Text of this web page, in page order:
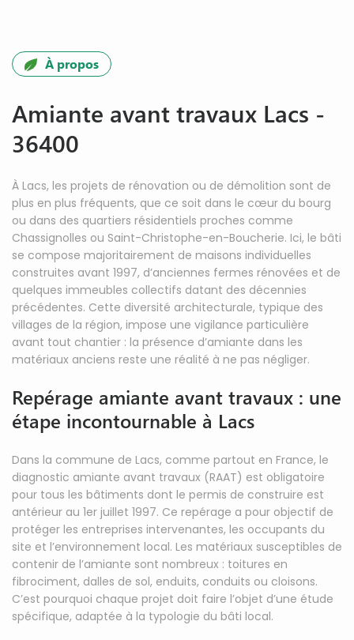
À propos
Amiante avant travaux Lacs -
36400
À Lacs, les projets de rénovation ou de démolition sont de
plus en plus fréquents, que ce soit dans le cœur du bourg
ou dans des quartiers résidentiels proches comme
Chassignolles ou Saint-Christophe-en-Boucherie. Ici, le bâti
se compose majoritairement de maisons individuelles
construites avant 1997, d’anciennes fermes rénovées et de
quelques immeubles collectifs datant des décennies
précédentes. Cette diversité architecturale, typique des
villages de la région, impose une vigilance particulière
avant tout chantier : la présence d’amiante dans les
matériaux anciens reste une réalité à ne pas négliger.
Repérage amiante avant travaux : une
étape incontournable à Lacs
Dans la commune de Lacs, comme partout en France, le
diagnostic amiante avant travaux (RAAT) est obligatoire
pour tous les bâtiments dont le permis de construire est
antérieur au 1er juillet 1997. Ce repérage a pour objectif de
protéger les entreprises intervenantes, les occupants du
site et l’environnement local. Les matériaux susceptibles de
contenir de l’amiante sont nombreux : toitures en
fibrociment, dalles de sol, enduits, conduits ou cloisons.
C’est pourquoi chaque projet doit faire l’objet d’une étude
spécifique, adaptée à la typologie du bâti local.